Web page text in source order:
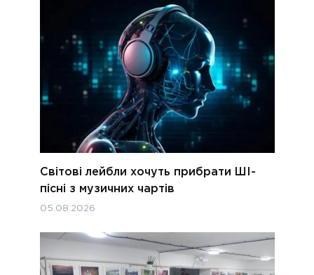
Світові лейбли хочуть прибрати ШІ-
пісні з музичних чартів
05.08.2026